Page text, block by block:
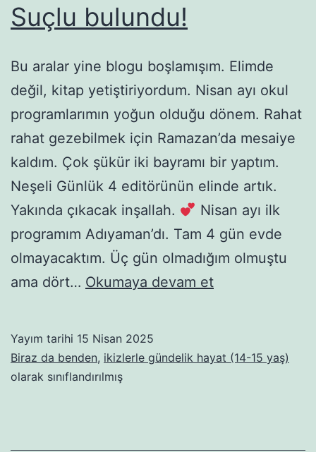
Suçlu bulundu!
Bu aralar yine blogu boşlamışım. Elimde
değil, kitap yetiştiriyordum. Nisan ayı okul
programlarımın yoğun olduğu dönem. Rahat
rahat gezebilmek için Ramazan’da mesaiye
kaldım. Çok şükür iki bayramı bir yaptım.
Neşeli Günlük 4 editörünün elinde artık.
Yakında çıkacak inşallah.
Nisan ayı ilk
programım Adıyaman’dı. Tam 4 gün evde
olmayacaktım. Üç gün olmadığım olmuştu
ama dört… Okumaya devam etSuçlu
Yayım tarihi 15 Nisan 2025
Biraz da benden, ikizlerle gündelik hayat (14-15 yaş)
olarak sınıflandırılmış